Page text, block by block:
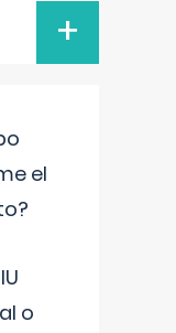
+
el
o